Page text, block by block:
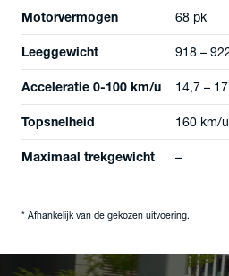
Motorvermogen 68 pk
Leeggewicht 918 –
Acceleratie 0-100 km/u 14,7 –
Topsnelheid 160 km/u
Maximaal trekgewicht –
* Afhankelijk van de gekozen uitvoering.